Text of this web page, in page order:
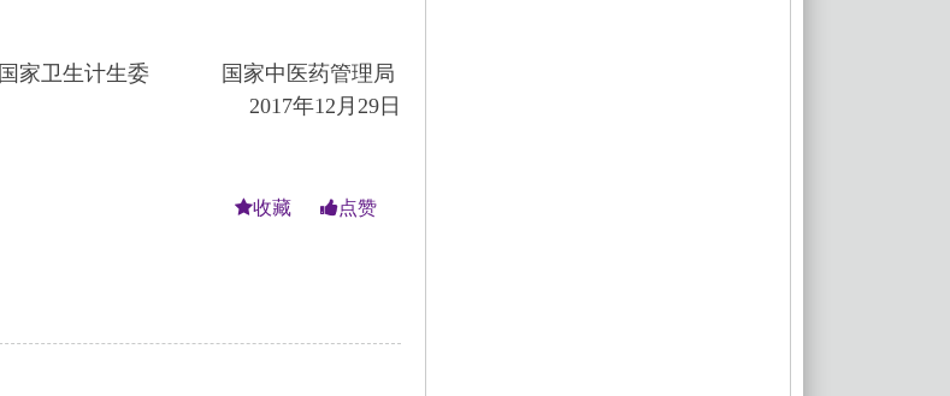
国家卫生计生委 国家中医药管理局
2017年12月29日
收藏 点赞